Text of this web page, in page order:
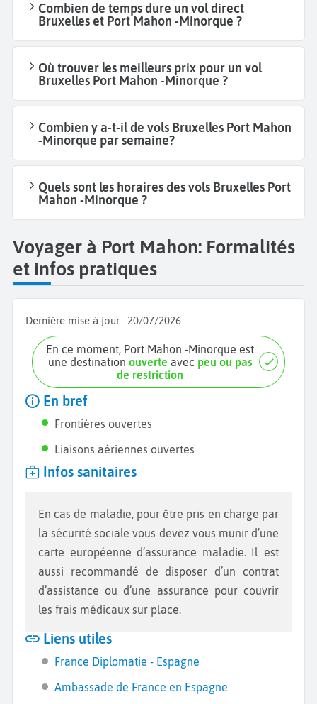
Combien de temps dure un vol direct
Bruxelles et Port Mahon -Minorque ?
Où trouver les meilleurs prix pour un vol
Bruxelles Port Mahon -Minorque ?
Combien y a-t-il de vols Bruxelles Port Mahon
-Minorque par semaine?
Quels sont les horaires des vols Bruxelles Port
Mahon -Minorque ?
Voyager à Port Mahon: Formalités
et infos pratiques
Dernière mise à jour : 20/07/2026
En ce moment, Port Mahon -Minorque est
une destination ouverte avec peu ou pas
de restriction
En bref
Frontières ouvertes
Liaisons aériennes ouvertes
Infos sanitaires
En cas de maladie, pour être pris en charge par
la sécurité sociale vous devez vous munir d’une
carte européenne d’assurance maladie. Il est
aussi recommandé de disposer d’un contrat
d’assistance ou d’une assurance pour couvrir
les frais médicaux sur place.
Liens utiles
France Diplomatie - Espagne
Ambassade de France en Espagne